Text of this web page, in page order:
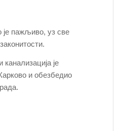
пажљиво, уз све
је
и обезбедио